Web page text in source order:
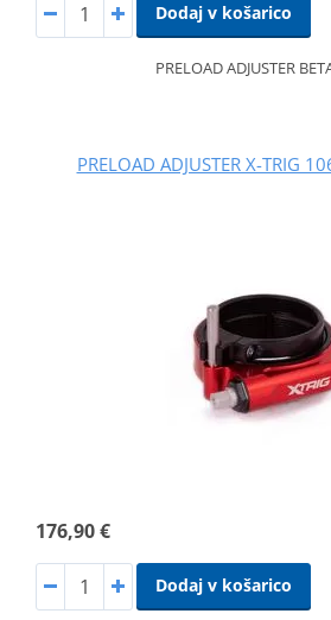
Dodaj v košarico
PRELOAD ADJUSTER
PRELOAD ADJUSTER X-TRIG
176,90 €
Dodaj v košarico